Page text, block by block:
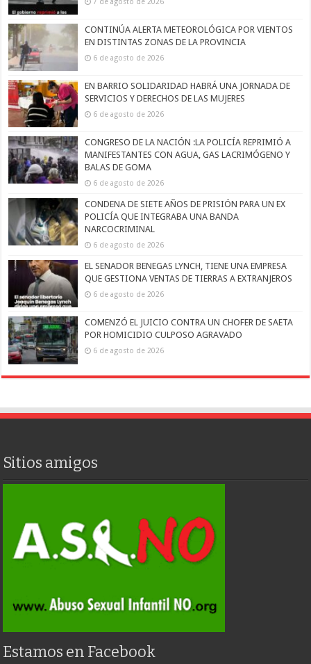
CONTINÚA ALERTA METEOROLÓGICA POR VIENTOS
EN DISTINTAS ZONAS DE LA PROVINCIA
6 de agosto de 2026
EN BARRIO SOLIDARIDAD HABRÁ UNA JORNADA DE
SERVICIOS Y DERECHOS DE LAS MUJERES
6 de agosto de 2026
CONGRESO DE LA NACIÓN :LA POLICÍA REPRIMIÓ A
MANIFESTANTES CON AGUA, GAS LACRIMÓGENO Y
BALAS DE GOMA
6 de agosto de 2026
CONDENA DE SIETE AÑOS DE PRISIÓN PARA UN EX
POLICÍA QUE INTEGRABA UNA BANDA
NARCOCRIMINAL
6 de agosto de 2026
EL SENADOR BENEGAS LYNCH, TIENE UNA EMPRESA
QUE GESTIONA VENTAS DE TIERRAS A EXTRANJEROS
6 de agosto de 2026
COMENZÓ EL JUICIO CONTRA UN CHOFER DE SAETA
POR HOMICIDIO CULPOSO AGRAVADO
6 de agosto de 2026
Sitios amigos
Estamos en Facebook